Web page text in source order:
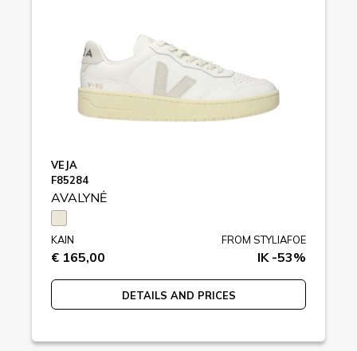
VEJA
F85284
AVALYNĖ
KAIN
€ 165,00
FROM STYLIAFOE
IK -53%
DETAILS AND PRICES